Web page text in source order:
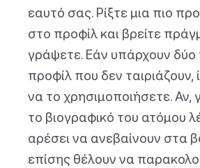
εαυτό σας. Ρίξτε μια πιο
στο προφίλ και βρείτε
γράψετε. Εάν υπάρχουν
προφίλ που δεν ταιριάζουν,
να το χρησιμοποιήσετε. Αν,
το βιογραφικό του ατόμου
αρέσει να ανεβαίνουν στα
επίσης θέλουν να